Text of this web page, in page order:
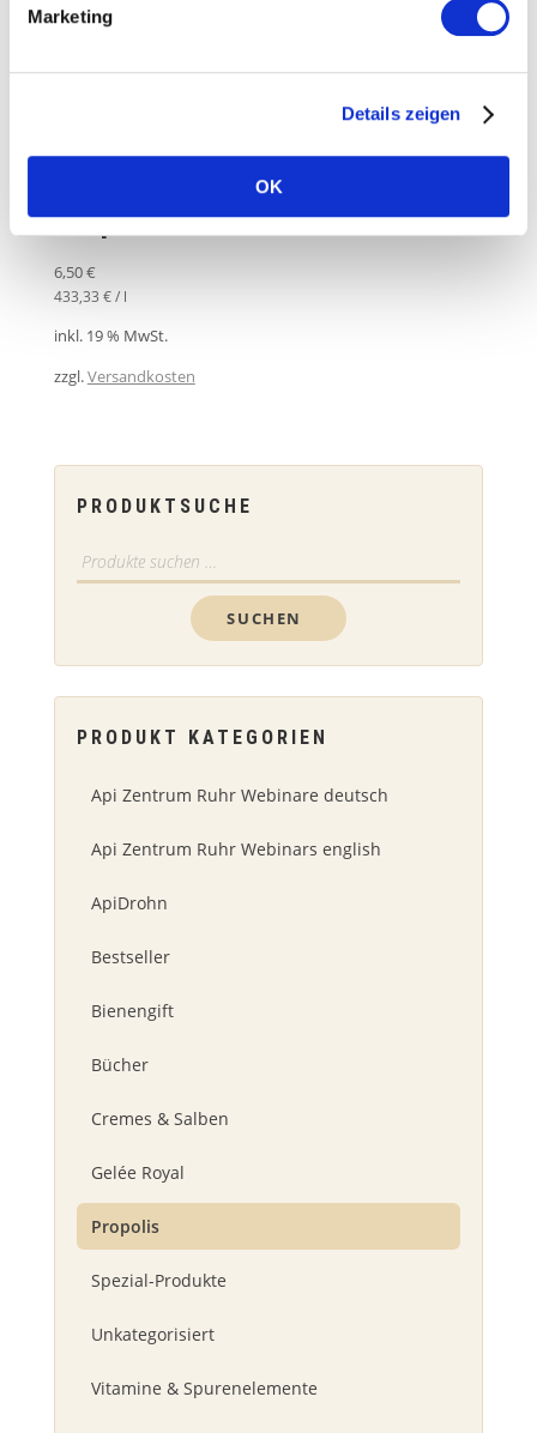
Marketing
Details zeigen
OK
zzgl.Versandkosten
Propolis Balm braun – 15 ml
6,50€
433,33 €/ l
inkl. 19 % MwSt.
zzgl.Versandkosten
PRODUKTSUCHE
Suchen
nach:
SUCHEN
PRODUKT KATEGORIEN
Api Zentrum Ruhr Webinare deutsch
Api Zentrum Ruhr Webinars english
ApiDrohn
Bestseller
Bienengift
Bücher
Cremes & Salben
Gelée Royal
Propolis
Spezial-Produkte
Unkategorisiert
Vitamine & Spurenelemente